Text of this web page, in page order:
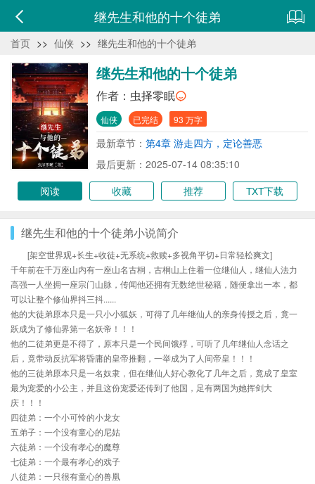
继先生和他的十个徒弟
首页 >> 仙侠 >> 继先生和他的十个徒弟
继先生和他的十个徒弟
作者： 虫择零眠
仙侠 已完结 93 万字
最新章节： 第4章 游走四方，定论善恶
最后更新：2025-07-14 08:35:10
阅读
收藏 推荐 TXT下载
继先生和他的十个徒弟小说简介
[架空世界观+长生+收徒+无系统+救赎+多视角平切+日常轻松爽文]
千年前在千万座山内有一座山名古桐，古桐山上住着一位继仙人，继仙人法力
高强一人坐拥一座宗门山脉，传闻他还拥有无数绝世秘籍，随便拿出一本，都
可以让整个修仙界抖三抖......
他的大徒弟原本只是一只小小狐妖，可得了几年继仙人的亲身传授之后，竟一
跃成为了修仙界第一名妖帝！！！
他的二徒弟更是不得了，原本只是一个民间饿殍，可听了几年继仙人念话之
后，竟带动反抗军将昏庸的皇帝推翻，一举成为了人间帝皇！！！
他的三徒弟原本只是一名奴隶，但在继仙人好心教化了几年之后，竟成了皇室
最为宠爱的小公主，并且这份宠爱还传到了他国，足有两国为她挥剑大
庆！！！
四徒弟：一个小可怜的小龙女
五弟子：一个没有童心的尼姑
六徒弟：一个没有孝心的魔尊
七徒弟：一个最有孝心的戏子
八徒弟：一只很有童心的兽凰